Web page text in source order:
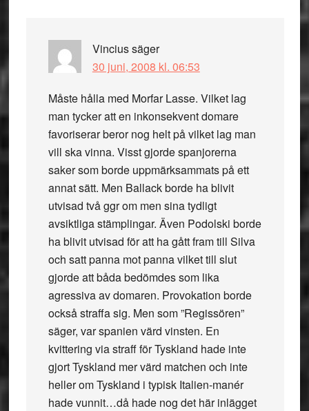
Vinciussäger
30 juni, 2008 kl. 06:53
Måste hålla med Morfar Lasse. Vilket lag
man tycker att en inkonsekvent domare
favoriserar beror nog helt på vilket lag man
vill ska vinna. Visst gjorde spanjorerna
saker som borde uppmärksammats på ett
annat sätt. Men Ballack borde ha blivit
utvisad två ggr om men sina tydligt
avsiktliga stämplingar. Även Podolski borde
ha blivit utvisad för att ha gått fram till Silva
och satt panna mot panna vilket till slut
gjorde att båda bedömdes som lika
agressiva av domaren. Provokation borde
också straffa sig. Men som ”Regissören”
säger, var spanien värd vinsten. En
kvittering via straff för Tyskland hade inte
gjort Tyskland mer värd matchen och inte
heller om Tyskland i typisk Italien-manér
hade vunnit…då hade nog det här inlägget